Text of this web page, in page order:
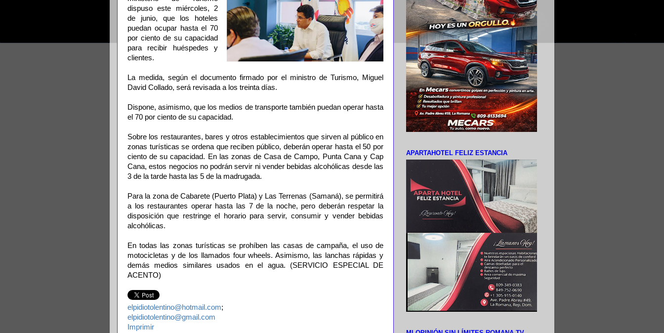
dispuso este miércoles, 2
de junio, que los hoteles
puedan ocupar hasta el 70
por ciento de su capacidad
para recibir huéspedes y
clientes.
La medida, según el documento firmado por el ministro de Turismo, Miguel
David Collado, será revisada a los treinta días.
Dispone, asimismo, que los medios de transporte también puedan operar hasta
el 70 por ciento de su capacidad.
Sobre los restaurantes, bares y otros establecimientos que sirven al público en
zonas turísticas se ordena que reciben público, deberán operar hasta el 50 por
ciento de su capacidad. En las zonas de Casa de Campo, Punta Cana y Cap
Cana, estos negocios no podrán servir ni vender bebidas alcohólicas desde las
3 de la tarde hasta las 5 de la madrugada.
Para la zona de Cabarete (Puerto Plata) y Las Terrenas (Samaná), se permitirá
a los restaurantes operar hasta las 7 de la noche, pero deberán respetar la
disposición que restringe el horario para servir, consumir y vender bebidas
alcohólicas.
En todas las zonas turísticas se prohíben las casas de campaña, el uso de
motocicletas y de los llamados four wheels. Asimismo, las lanchas rápidas y
demás medios similares usados en el agua. (SERVICIO ESPECIAL DE
ACENTO)
elpidiotolentino@hotmail.com;
elpidiotolentino@gmail.com
Imprimir
APARTAHOTEL FELIZ ESTANCIA